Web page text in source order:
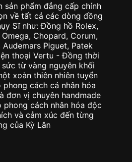
sản phẩm đẳng cấp chính
về tất cả các dòng đồng
Sĩ như: Đồng hồ Rolex,
Chopard, Corum,
Piguet, Patek
thoại Vertu - Đồng thời
từ vàng nguyên khối
xoàn thiên nhiên tuyển
cách cá nhân hóa
đơn vị chuyên handmade
cách nhân hóa độc
và cảm xúc đến từng
của Kỳ Lân